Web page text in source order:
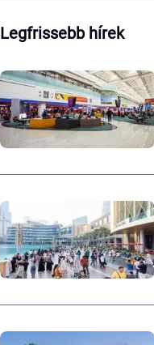
Legfrissebb hírek